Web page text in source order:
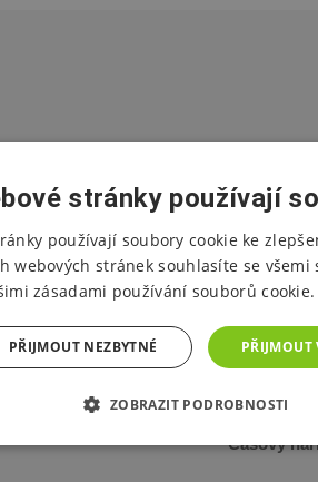
dětí. Program vedou zkušení
radost z jízdy. Díky tomu se děti
den plný zážitků na kole!
Časový
stránky používají
používají soubory cookie ke
webových stránek souhlasíte se všemi
zásadami používání souborů cookie.
PŘIJMOUT
PŘIJMOUT NEZBYTNÉ
ZOBRAZIT PODROBNOSTI